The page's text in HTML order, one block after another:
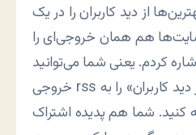
از دید کاربران را در یک
سایت‌ها هم همان خروجی‌ای را
کردم. یعنی شما می‌توانید
خروجی rss صفحه «بهترین‌ها از دید کاربران» را به
کنید. شما هم پدیده اشتراک